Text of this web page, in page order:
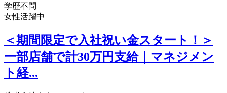
学歴不問
女性活躍中
＜期間限定で入社祝い金スタート！＞
一部店舗で計30万円支給｜マネジメン
ト経...